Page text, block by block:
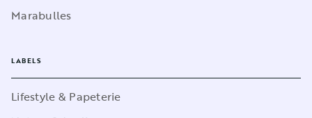
Marabulles
LABELS
Lifestyle & Papeterie